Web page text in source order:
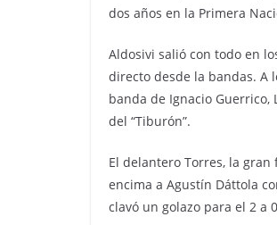
dos años en la Primera
Aldosivi salió con todo en
directo desde la bandas. A
banda de Ignacio
del “Tiburón”.
El delantero Torres, la
encima a Agustín Dáttola
clavó un golazo para el 2 a